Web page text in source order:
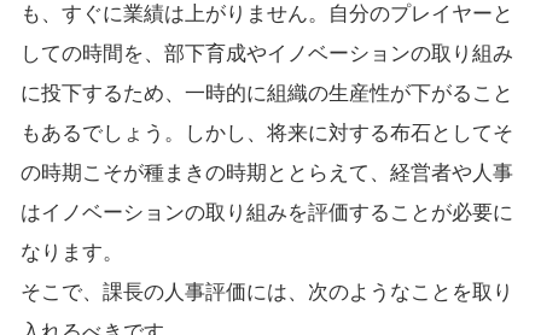
も、すぐに業績は上がりません。自分のプレイヤーと
しての時間を、部下育成やイノベーションの取り組み
に投下するため、一時的に組織の生産性が下がること
もあるでしょう。しかし、将来に対する布石としてそ
の時期こそが種まきの時期ととらえて、経営者や人事
はイノベーションの取り組みを評価することが必要に
なります。
そこで、課長の人事評価には、次のようなことを取り